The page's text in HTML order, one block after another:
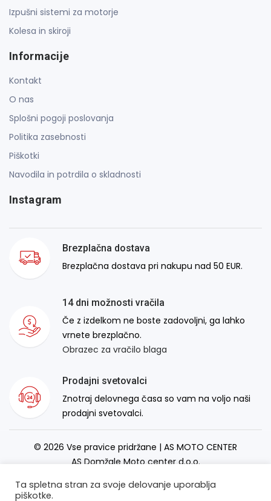
Izpušni sistemi za motorje
Kolesa in skiroji
Informacije
Kontakt
O nas
Splošni pogoji poslovanja
Politika zasebnosti
Piškotki
Navodila in potrdila o skladnosti
Instagram
Brezplačna dostava
Brezplačna dostava pri nakupu nad 50 EUR.
14 dni možnosti vračila
Če z izdelkom ne boste zadovoljni, ga lahko
vrnete brezplačno.
Obrazec za vračilo blaga
Prodajni svetovalci
Znotraj delovnega časa so vam na voljo naši
prodajni svetovalci.
© 2026 Vse pravice pridržane | AS MOTO CENTER
AS Domžale Moto center d.o.o.
Ta spletna stran za svoje delovanje uporablja
piškotke.